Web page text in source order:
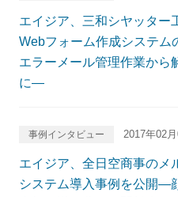
エイジア、三和シヤッター
Webフォーム作成システ
エラーメール管理作業から
に―
事例インタビュー 2017年02月
エイジア、全日空商事のメ
システム導入事例を公開―